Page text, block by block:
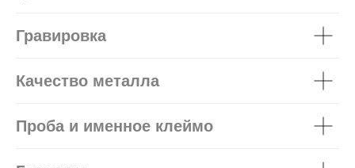
Гравировка
Качество металла
Проба и именное клеймо